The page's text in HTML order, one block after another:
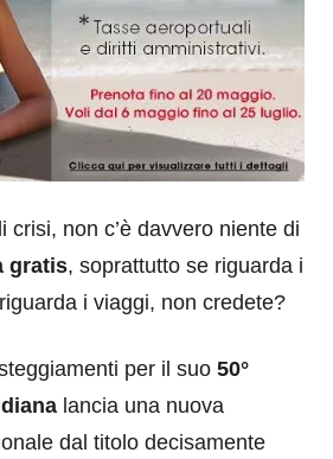
crisi, non c’è davvero niente di
gratis, soprattutto se riguarda i
i viaggi, non credete?
per il suo 50°
lancia una nuova
dal titolo decisamente